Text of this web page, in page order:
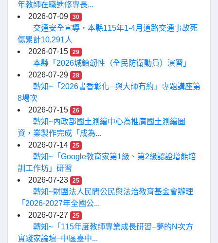
年教師在職進修專長...
2026-07-09
30
交通安全宣導，本縣115年1-4月道路交通事故死
傷累計10,291人
2026-07-15
29
本縣「2026城鎮韌性（全民防衛動員）演習」
2026-07-29
28
轉知~「2026書香彰化─與大師有約」專題講座第
8場次
2026-07-15
26
轉知~內政部國土測繪中心為推廣國土測繪圖
資，業製作完成「成為...
2026-07-14
25
轉知~「Google教育家第1級、第2級認證增能培
訓工作坊」研習
2026-07-23
25
轉知~財團法人民間公民與法治教育基金會辦理
「2026-2027年全國公...
2026-07-27
25
轉知~「115年度教師專業成長研習–夢的N次方
實踐家論壇–中區臺中...